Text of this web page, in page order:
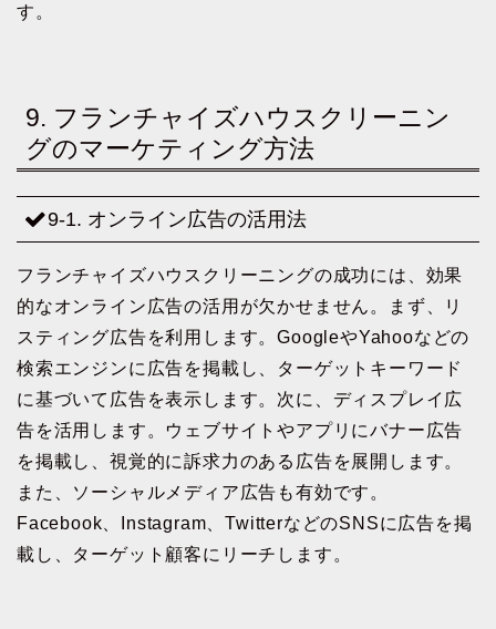
す。
9. フランチャイズハウスクリーニン
グのマーケティング方法
9-1. オンライン広告の活用法
フランチャイズハウスクリーニングの成功には、効果
的なオンライン広告の活用が欠かせません。まず、リ
スティング広告を利用します。GoogleやYahooなどの
検索エンジンに広告を掲載し、ターゲットキーワード
に基づいて広告を表示します。次に、ディスプレイ広
告を活用します。ウェブサイトやアプリにバナー広告
を掲載し、視覚的に訴求力のある広告を展開します。
また、ソーシャルメディア広告も有効です。
Facebook、Instagram、TwitterなどのSNSに広告を掲
載し、ターゲット顧客にリーチします。